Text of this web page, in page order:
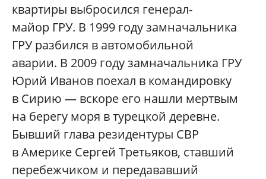
квартиры выбросился генерал-
майор ГРУ. В 1999 году замначальника
ГРУ разбился в автомобильной
аварии. В 2009 году замначальника ГРУ
Юрий Иванов поехал в командировку
в Сирию — вскоре его нашли мертвым
на берегу моря в турецкой деревне.
Бывший глава резидентуры СВР
в Америке Сергей Третьяков, ставший
перебежчиком и передававший